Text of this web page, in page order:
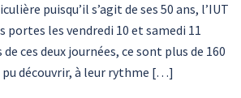
puisqu’il s’agit de ses 50 ans, l’IUT
portes les vendredi 10 et samedi 11
ces deux journées, ce sont plus de 160
découvrir, à leur rythme […]